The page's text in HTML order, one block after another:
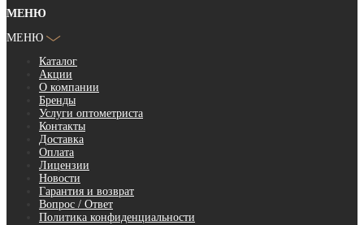
МЕНЮ
МЕНЮ
Каталог
Акции
О компании
Бренды
Услуги оптометриста
Контакты
Доставка
Оплата
Лицензии
Новости
Гарантия и возврат
Вопрос / Ответ
Политика конфиденциальности